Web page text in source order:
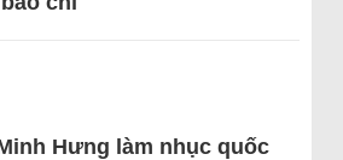
Hưng làm nhục quốc